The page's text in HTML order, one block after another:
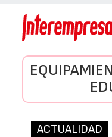
ACTUALIDAD